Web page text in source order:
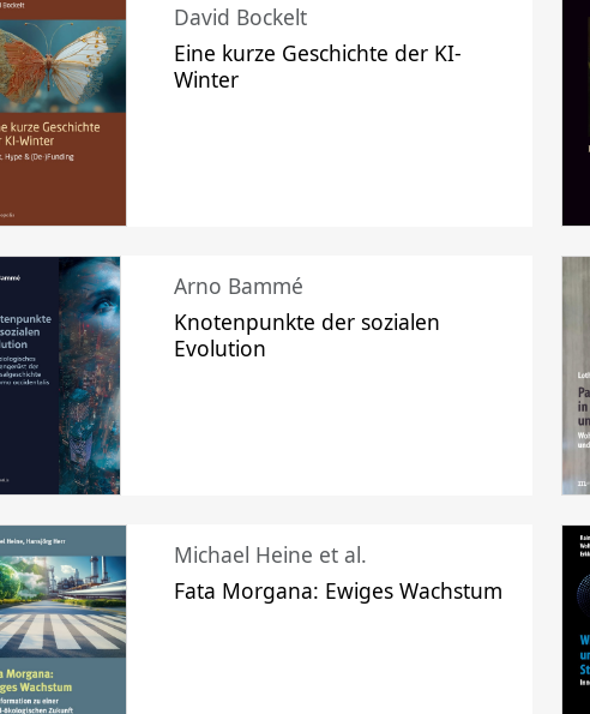
David Bockelt
Eine kurze Geschichte der KI-
Winter
Arno Bammé
Knotenpunkte der sozialen
Evolution
Michael Heine et al.
Fata Morgana: Ewiges Wachstum